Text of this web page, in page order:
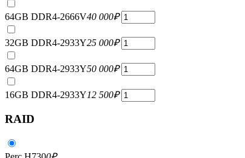
64GB DDR4-2666V40 000₽
32GB DDR4-2933Y25 000₽
64GB DDR4-2933Y50 000₽
16GB DDR4-2933Y12 500₽
RAID